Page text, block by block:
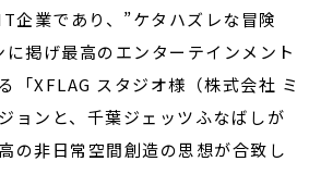
企業であり、”ケタハズレな冒険
掲げ最高のエンターテインメント
「XFLAG スタジオ様（株式会社 ミ
ョンと、千葉ジェッツふなばしが
の非日常空間創造の思想が合致し